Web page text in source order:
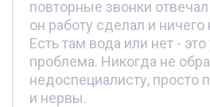
повторные звонки
он работу сделал и
Есть там вода или нет -
проблема. Никогда не
недоспециалисту, просто
и нервы.